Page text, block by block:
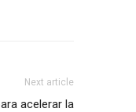
Next article
acelerar la